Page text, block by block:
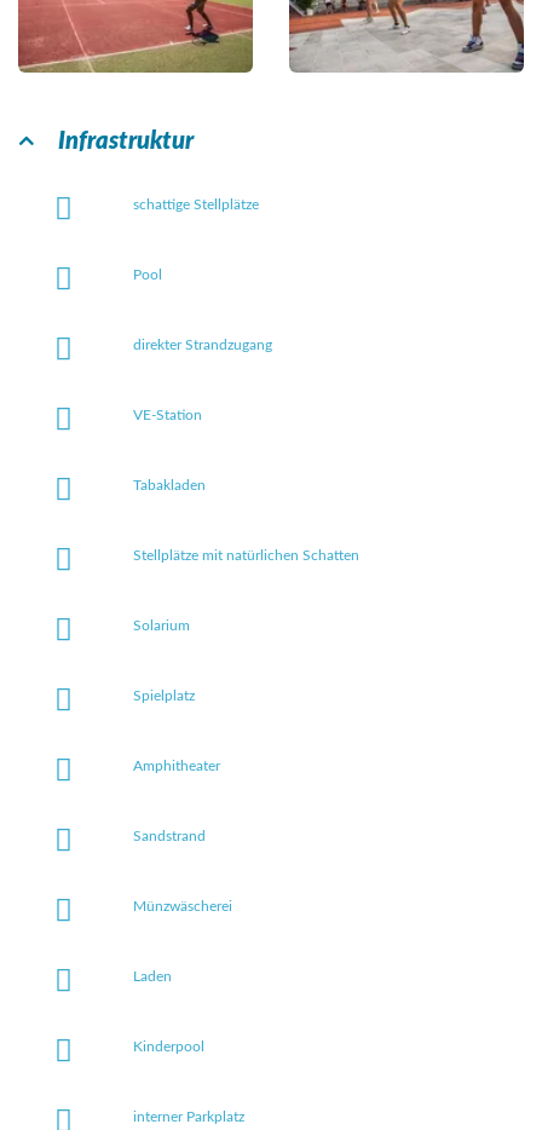
Infrastruktur
schattige Stellplätze
Pool
direkter Strandzugang
VE-Station
Tabakladen
Stellplätze mit natürlichen Schatten
Solarium
Spielplatz
Amphitheater
Sandstrand
Münzwäscherei
Laden
Kinderpool
interner Parkplatz